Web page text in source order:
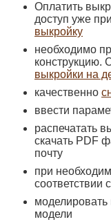
Оплатить
доступ уже
выкройку
необходимо
конструкцию.
выкройки на
качественно
ввести
распечатать
скачать PDF
почту
при
соответствии с
модели